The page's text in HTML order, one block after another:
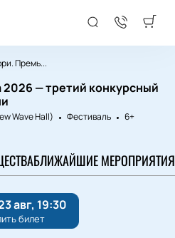
Премь...
2026 — третий конкурсный
Wave Hall) Фестиваль
6+
БЛИЖАЙШИЕ МЕРОПРИЯТИЯ